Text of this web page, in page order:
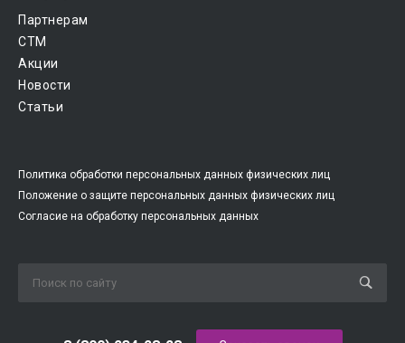
Партнерам
CTM
Акции
Новости
Статьи
Политика обработки персональных данных физических лиц
Положение о защите персональных данных физических лиц
Согласие на обработку персональных данных